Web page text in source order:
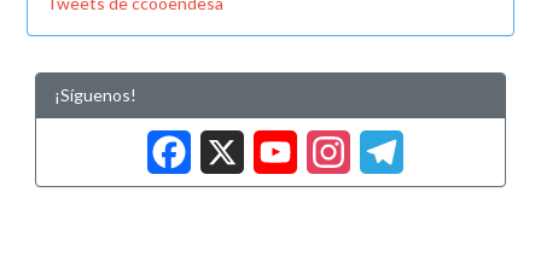
¡Síguenos!
Facebook
X